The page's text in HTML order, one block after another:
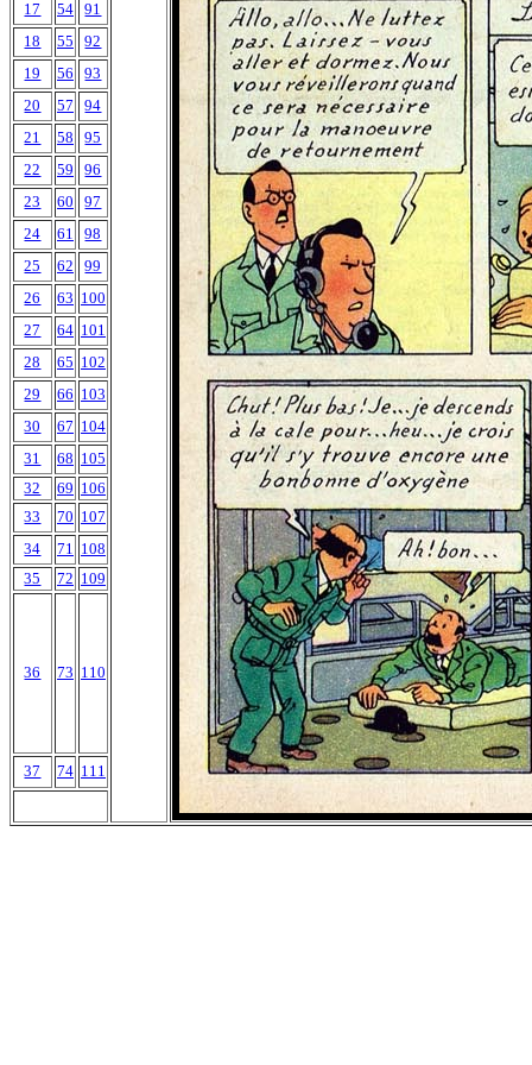
17 54
91
18
55
92
19
56
93
20
57
94
21
58
95
22
59
96
23
60
97
24
61
98
25
62
99
26
63 100
27
64 101
28
65 102
29
66 103
30
67 104
31
68 105
32
69 106
33
70 107
34
71 108
35
72 109
36 73 110
37 74 111